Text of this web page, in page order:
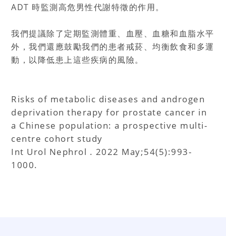
ADT 時監測高危男性代謝特徵的作用。
我們提議除了定期監測體重、血壓、血糖和血脂水平
外，我們還應鼓勵我們的患者戒菸、均衡飲食和多運
動，以降低患上這些疾病的風險。
Risks of metabolic diseases and androgen
deprivation therapy for prostate cancer in
a Chinese population: a prospective multi-
centre cohort study
Int Urol Nephrol . 2022 May;54(5):993-
1000.